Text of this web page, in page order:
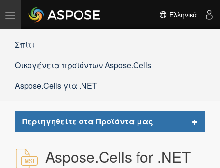
Εναλλαγή
πλοήγησης
Ελληνικά
Σπίτι
Οικογένεια προϊόντων Aspose.Cells
Aspose.Cells για .NET
Περιηγηθείτε στα Προϊόντα μας
Toggle
Aspose.Cells for .NET